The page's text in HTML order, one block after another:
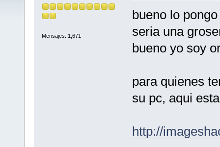
Mensajes: 1,671
bueno lo
seria una
bueno yo soy
para quienes
su pc, aqui
http://